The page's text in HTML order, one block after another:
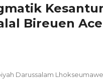
Bireuen
Darussalam